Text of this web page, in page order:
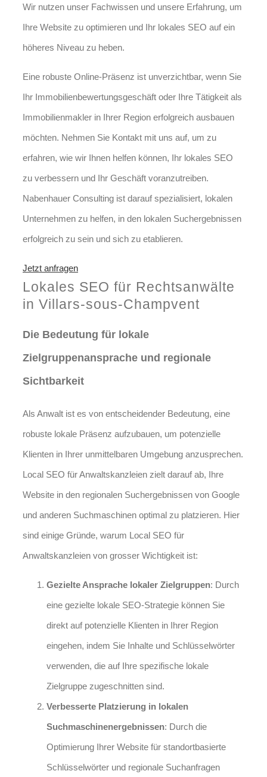
Wir nutzen unser Fachwissen und unsere Erfahrung, um
Ihre Website zu optimieren und Ihr lokales SEO auf ein
höheres Niveau zu heben.
Eine robuste Online-Präsenz ist unverzichtbar, wenn Sie
Ihr Immobilienbewertungsgeschäft oder Ihre Tätigkeit als
Immobilienmakler in Ihrer Region erfolgreich ausbauen
möchten. Nehmen Sie Kontakt mit uns auf, um zu
erfahren, wie wir Ihnen helfen können, Ihr lokales SEO
zu verbessern und Ihr Geschäft voranzutreiben.
Nabenhauer Consulting ist darauf spezialisiert, lokalen
Unternehmen zu helfen, in den lokalen Suchergebnissen
erfolgreich zu sein und sich zu etablieren.
Jetzt anfragen
Lokales SEO für Rechtsanwälte
in Villars-sous-Champvent
Die Bedeutung für lokale
Zielgruppenansprache und regionale
Sichtbarkeit
Als Anwalt ist es von entscheidender Bedeutung, eine
robuste lokale Präsenz aufzubauen, um potenzielle
Klienten in Ihrer unmittelbaren Umgebung anzusprechen.
Local SEO für Anwaltskanzleien zielt darauf ab, Ihre
Website in den regionalen Suchergebnissen von Google
und anderen Suchmaschinen optimal zu platzieren. Hier
sind einige Gründe, warum Local SEO für
Anwaltskanzleien von grosser Wichtigkeit ist:
Gezielte Ansprache lokaler Zielgruppen: Durch
eine gezielte lokale SEO-Strategie können Sie
direkt auf potenzielle Klienten in Ihrer Region
eingehen, indem Sie Inhalte und Schlüsselwörter
verwenden, die auf Ihre spezifische lokale
Zielgruppe zugeschnitten sind.
Verbesserte Platzierung in lokalen
Suchmaschinenergebnissen: Durch die
Optimierung Ihrer Website für standortbasierte
Schlüsselwörter und regionale Suchanfragen